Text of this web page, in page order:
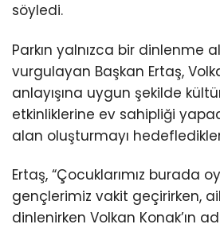
söyledi.
Parkın yalnızca bir dinlenme
vurgulayan Başkan Ertaş,
anlayışına uygun şekilde
etkinliklerine ev sahipliği
alan oluşturmayı
Ertaş, “Çocuklarımız burada
gençlerimiz vakit geçirirken,
dinlenirken Volkan Konak’ın